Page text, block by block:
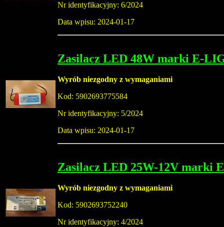
Nr identyfikacyjny: 6/2024
Data wpisu: 2024-01-17
Zasilacz LED 48W marki E-
Wyrób niezgodny z wymaganiami
Kod: 5902693775584
Nr identyfikacyjny: 5/2024
Data wpisu: 2024-01-17
Zasilacz LED 25W-12V marki
Wyrób niezgodny z wymaganiami
Kod: 5902693752240
Nr identyfikacyjny: 4/2024